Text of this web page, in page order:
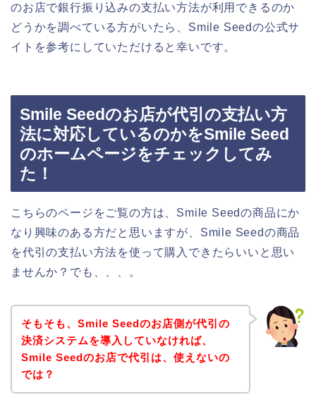
のお店で銀行振り込みの支払い方法が利用できるのか
どうかを調べている方がいたら、Smile Seedの公式サ
イトを参考にしていただけると幸いです。
Smile Seedのお店が代引の支払い方
法に対応しているのかをSmile Seed
のホームページをチェックしてみ
た！
こちらのページをご覧の方は、Smile Seedの商品にか
なり興味のある方だと思いますが、Smile Seedの商品
を代引の支払い方法を使って購入できたらいいと思い
ませんか？でも、、、。
そもそも、Smile Seedのお店側が代引の
決済システムを導入していなければ、
Smile Seedのお店で代引は、使えないの
では？